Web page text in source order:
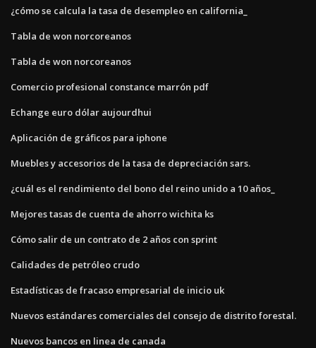
¿cómo se calcula la tasa de desempleo en california_
Tabla de won norcoreanos
Tabla de won norcoreanos
Comercio profesional constance marrón pdf
Echange euro dólar aujourdhui
Aplicación de gráficos para iphone
Muebles y accesorios de la tasa de depreciación sars.
¿cuál es el rendimiento del bono del reino unido a 10 años_
Mejores tasas de cuenta de ahorro wichita ks
Cómo salir de un contrato de 2 años con sprint
Calidades de petróleo crudo
Estadísticas de fracaso empresarial de inicio uk
Nuevos estándares comerciales del consejo de distrito forestal.
Nuevos bancos en linea de canada